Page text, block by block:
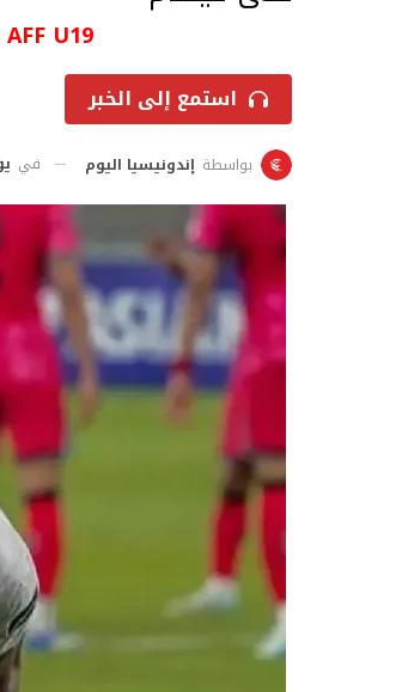
U19
استمع إلى الخبر
بواسطة إندونيسيا اليوم في